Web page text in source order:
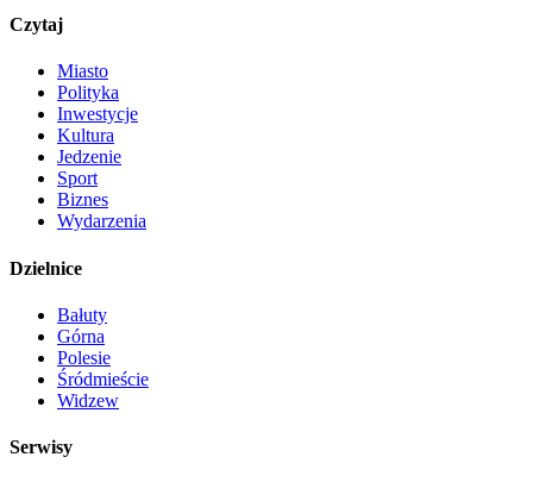
Czytaj
Miasto
Polityka
Inwestycje
Kultura
Jedzenie
Sport
Biznes
Wydarzenia
Dzielnice
Bałuty
Górna
Polesie
Śródmieście
Widzew
Serwisy